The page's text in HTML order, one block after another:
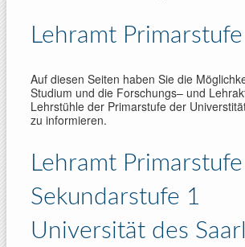
Lehramt Primarstufe
Auf die­sen Seiten haben Sie die
Stu­dium und die For­schungs– und
Lehrstühle der Primarstufe der
zu infor­mie­ren.
Lehramt
Sekundarstufe 1
Universität des